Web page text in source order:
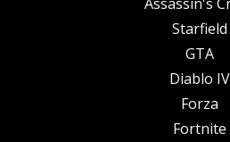
Starfield
GTA
Diablo IV
Forza
Fortnite